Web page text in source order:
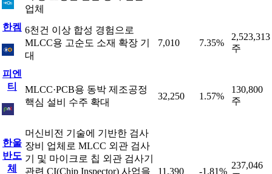
업체
한켐 6천건 이상 합성 경험으로
MLCC용 고순도 소재 확장 기
대
7,010 7.35%
2,523,313
주
피엔
티
MLCC·PCB용 동박 제조공정
핵심 설비 수주 확대
32,250 1.57%
130,800
주
한울
반도
체
머신비전 기술에 기반한 검사
장비 업체로 MLCC 외관 검사
기 및 마이크로 칩 외관 검사기
관련 CI(Chip Inspector) 사업을
11,390 -1.81%
237,046